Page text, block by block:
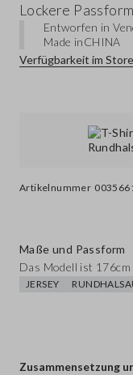
Artikelnummer
Lockere
Entworfen in
Made inCHINA
Verfügbarkeit im Store
Maße und Passform
Das Modell ist
JERSEY
Zusammensetzung